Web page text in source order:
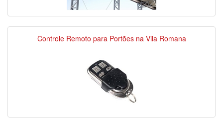
Controle Remoto para Portões na Vila Romana